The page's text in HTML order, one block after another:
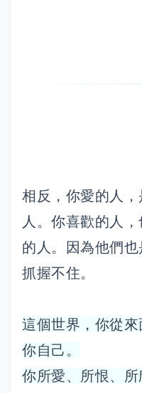
相反，你愛的人
人。你喜歡的人
的人。因為他們
抓握不住。
這個世界，你從
你自己。
你所愛、所恨、